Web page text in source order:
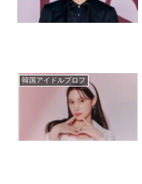
韓国アイドルプロフ